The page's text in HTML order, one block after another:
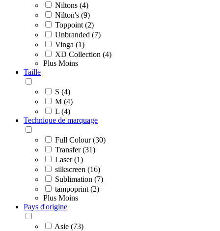
Niltons (4)
Nilton's (9)
Toppoint (2)
Unbranded (7)
Vinga (1)
XD Collection (4)
Plus Moins
Taille
S (4)
M (4)
L (4)
Technique de marquage
Full Colour (30)
Transfer (31)
Laser (1)
silkscreen (16)
Sublimation (7)
tampoprint (2)
Plus Moins
Pays d'origine
Asie (73)